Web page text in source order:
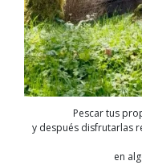
Pescar tus
y después disfrutarlas
en